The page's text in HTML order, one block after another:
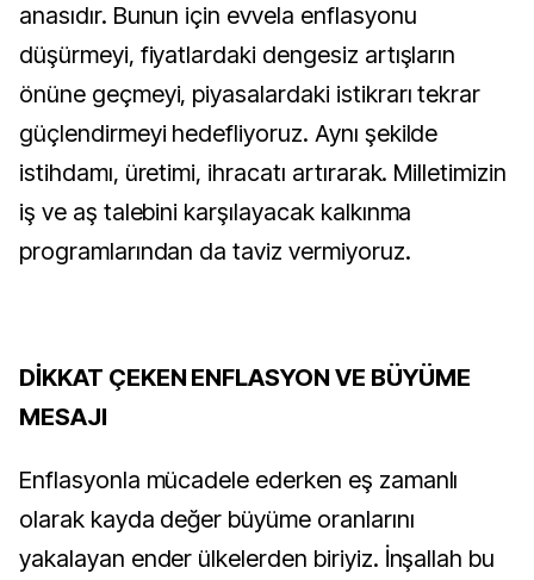
anasıdır. Bunun için evvela enflasyonu
düşürmeyi, fiyatlardaki dengesiz artışların
önüne geçmeyi, piyasalardaki istikrarı tekrar
güçlendirmeyi hedefliyoruz. Aynı şekilde
istihdamı, üretimi, ihracatı artırarak. Milletimizin
iş ve aş talebini karşılayacak kalkınma
programlarından da taviz vermiyoruz.
DİKKAT ÇEKEN ENFLASYON VE BÜYÜME
MESAJI
Enflasyonla mücadele ederken eş zamanlı
olarak kayda değer büyüme oranlarını
yakalayan ender ülkelerden biriyiz. İnşallah bu